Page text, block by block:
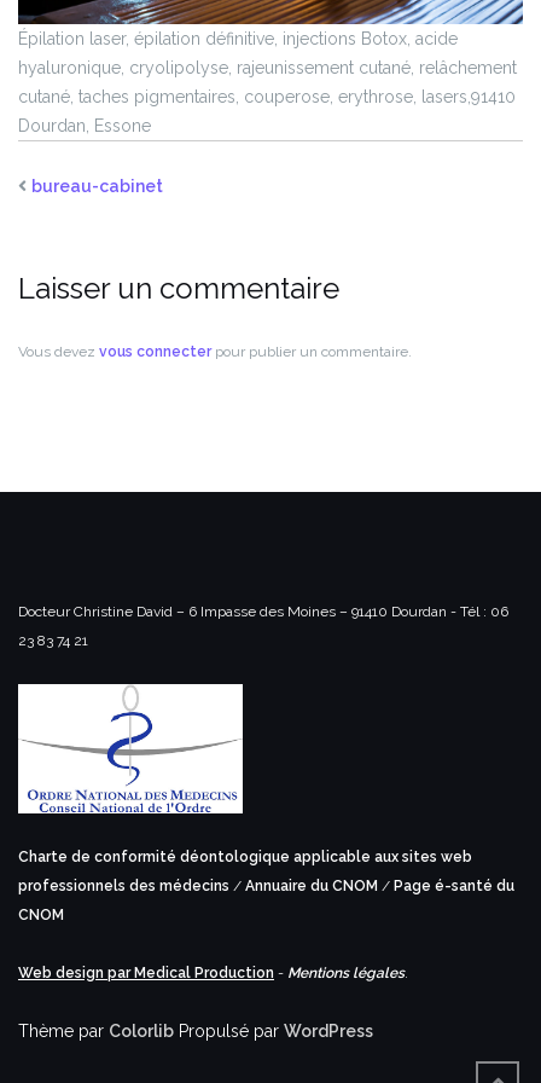
Épilation laser, épilation définitive, injections Botox, acide
hyaluronique, cryolipolyse, rajeunissement cutané, relâchement
cutané, taches pigmentaires, couperose, erythrose, lasers,91410
Dourdan, Essone
bureau-cabinet
Laisser un commentaire
Vous devez vous connecterpour publier un commentaire.
Docteur Christine David – 6 Impasse des Moines – 91410 Dourdan - Tél : 06
23 83 74 21
Charte de conformité déontologique applicable aux sites web
professionnels des médecins / Annuaire du CNOM / Page é-santé du
CNOM
Web design par Medical Production - Mentions légales.
Thème par Colorlib Propulsé par WordPress